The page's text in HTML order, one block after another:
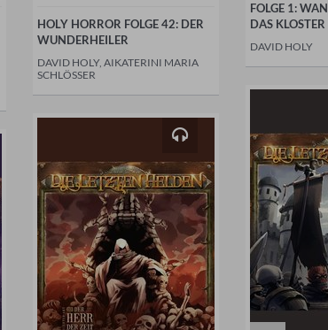
HOLY HORROR FOLGE 42: DER
WUNDERHEILER
DAVID HOLY, AIKATERINI MARIA
SCHLÖSSER
FOLGE 1:
DAS
DAVID HOLY